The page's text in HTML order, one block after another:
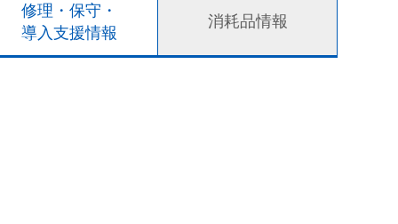
修理・保守・
導入支援情報
消耗品情報